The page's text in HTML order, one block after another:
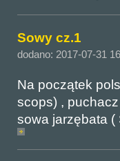
Sowy cz.1
dodano: 2017-07-31
Na początek
scops) ,
sowa jarzębata (